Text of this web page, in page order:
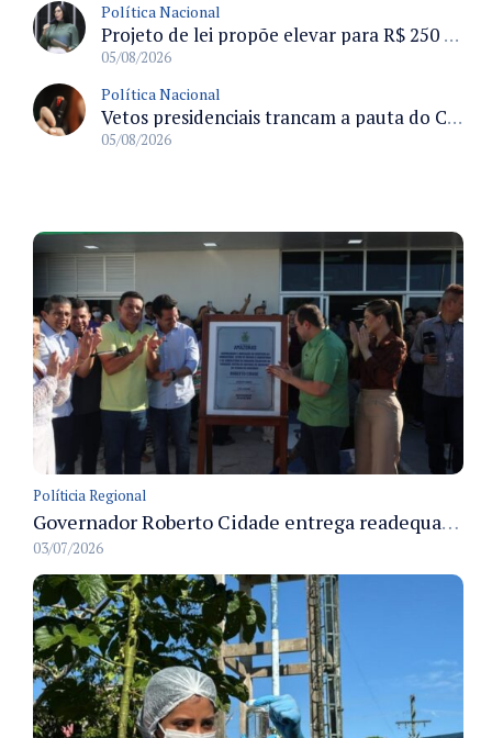
Política Nacional
Projeto de lei propõe elevar para R$ 250 mil limite de isenção do IPI para pessoas com deficiência e autismo
05/08/2026
Política Nacional
Vetos presidenciais trancam a pauta do Congresso com 87 itens pendentes e incluem trechos do Orçamento de 2026
05/08/2026
Políticia Regional
Governador Roberto Cidade entrega readequação do ambulatório da FCecon e amplia capacidade de atendimento oncológico em Manaus
03/07/2026